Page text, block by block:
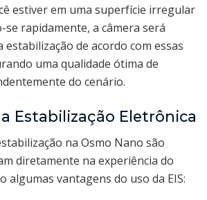
estiver em uma superfície irregular
rapidamente, a câmera será
estabilização de acordo com essas
uma qualidade ótima de
do cenário.
Estabilização Eletrônica
na Osmo Nano são
diretamente na experiência do
algumas vantagens do uso da EIS: